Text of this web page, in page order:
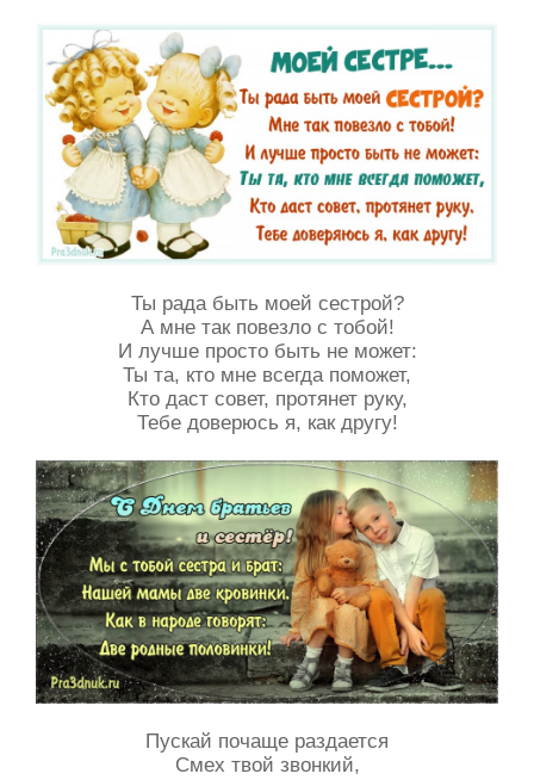
Ты рада быть моей сестрой?
А мне так повезло с тобой!
И лучше просто быть не может:
Ты та, кто мне всегда поможет,
Кто даст совет, протянет руку,
Тебе доверюсь я, как другу!
Пускай почаще раздается
Смех твой звонкий,